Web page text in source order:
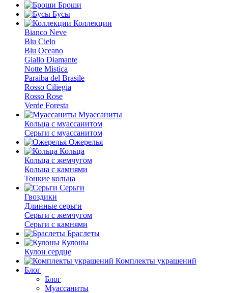
Броши
Бусы
Коллекции
Bianco Neve
Blu Cielo
Blu Oceano
Giallo Diamante
Notte Mistica
Paraiba del Brasile
Rosso Ciliegia
Rosso Rose
Verde Foresta
Муассаниты
Кольца c муассанитом
Серьги c муассанитом
Ожерелья
Кольца
Кольца с жемчугом
Кольца с камнями
Тонкие кольца
Серьги
Гвоздики
Длинные серьги
Серьги с жемчугом
Серьги с камнями
Браслеты
Кулоны
Кулон сердце
Комплекты украшений
Блог
Блог
Муассаниты